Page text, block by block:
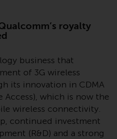
in denen eine
gegen lokale
Anleger in den
royalty
business that
of 3G wireless
its innovation in CDMA
which is now the
wireless connectivity.
continued investment
(R&D) and a strong